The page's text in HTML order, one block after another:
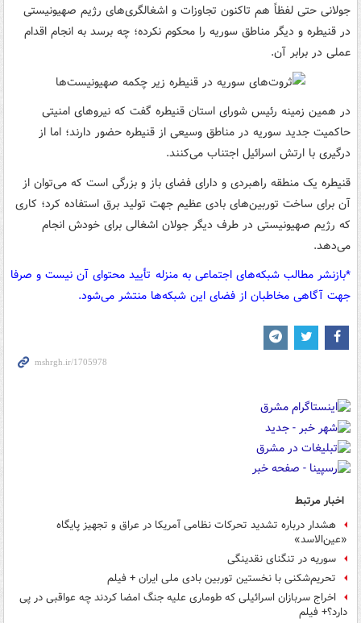
جولانی حتی لفظاً هم تاکنون تجاوزات و اشغالگری‌های رژیم صهیونیستی
در قنیطره و دیگر مناطق سوریه را محکوم نکرده؛ چه برسد به انجام اقدام
عملی در برابر آن.
در همین زمینه رئیس شورای استان قنیطره گفت که نیروهای امنیتی
حاکمیت جدید سوریه در مناطق وسیعی از قنیطره حضور دارند؛ اما از
درگیری با ارتش اسرائیل اجتناب می‌کنند.
قنیطره یک منطقه راهبردی و دارای فضای باز و بزرگی است که می‌توان از
آن برای ساخت توربین‌های بادی عظیم جهت تولید برق استفاده کرد؛ کاری
که رژیم صهیونیستی در طرف دیگر جولان اشغالی برای خودش انجام
می‌دهد.
*بازنشر مطالب شبکه‌های اجتماعی به منزله تأیید محتوای آن نیست و صرفا
جهت آگاهی مخاطبان از فضای این شبکه‌ها منتشر می‌شود.
اخبار مرتبط
هشدار درباره تشدید تحرکات نظامی آمریکا در عراق و تجهیز پایگاه
«عین‌الاسد»
سوریه در تنگنای نقدینگی
تحریم‌شکنی با نخستین توربین بادی ملی ایران + فیلم
اخراج سربازان اسرائیلی که طوماری علیه جنگ امضا کردند چه عواقبی در پی
دارد؟+ فیلم